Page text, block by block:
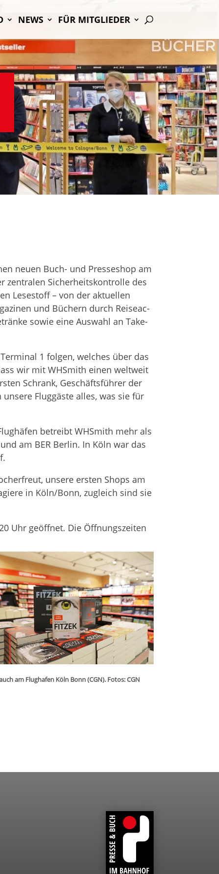
NEWS FÜR MIT­GLIE­DER
neuen Buch- und Pres­se­shop am
zen­tra­len Sicher­heits­kon­trolle des
Lese­stoff – von der aktu­el­len
und Büchern durch Rei­se­ac­
sowie eine Aus­wahl an Take-
1 fol­gen, wel­ches über das
wir mit WHS­mith einen welt­weit
Schrank, Geschäfts­füh­rer der
Flug­gäste alles, was sie für
betreibt WHS­mith mehr als
am BER Ber­lin. In Köln war das
unsere ers­ten Shops am
in Köln/Bonn, zugleich sind sie
Uhr geöff­net. Die Öff­nungs­zei­ten
am Flug­ha­fen Köln Bonn (CGN). Fotos: CGN